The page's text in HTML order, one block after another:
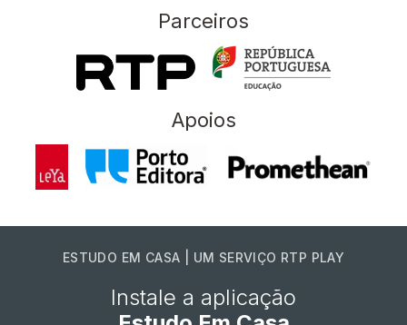
Parceiros
Apoios
ESTUDO EM CASA | UM SERVIÇO RTP PLAY
Instale a aplicação